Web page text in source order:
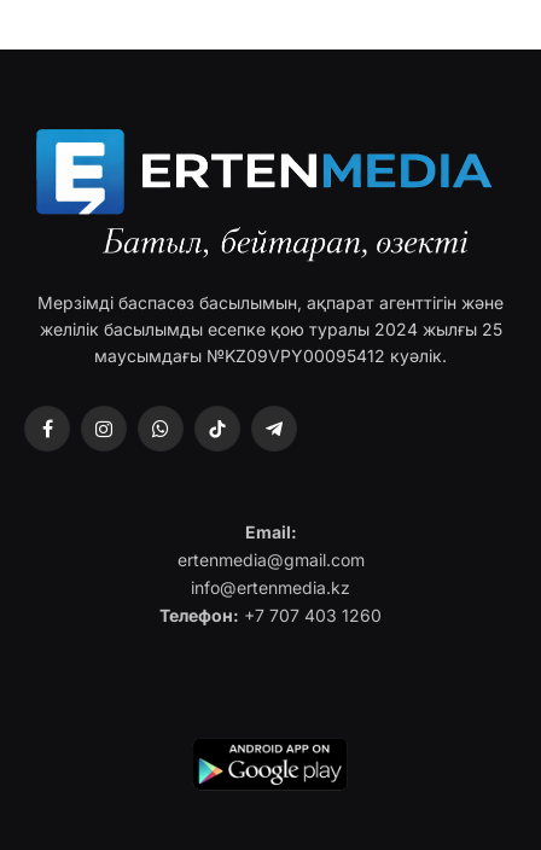
Мерзімді баспасөз басылымын, ақпарат агенттігін және
желілік басылымды есепке қою туралы 2024 жылғы 25
маусымдағы №KZ09VPY00095412 куәлік.
FacebookInstagramWhatsAppTikTok Telegram
Email:
ertenmedia@gmail.com
info@ertenmedia.kz
Телефон: +7 707 403 1260